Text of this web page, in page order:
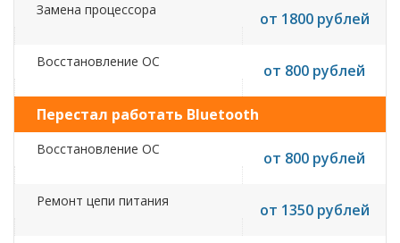
Замена процессора от 1800 рублей
Восстановление ОС от 800 рублей
Перестал работать Bluetooth
Восстановление ОС от 800 рублей
Ремонт цепи питания от 1350 рублей